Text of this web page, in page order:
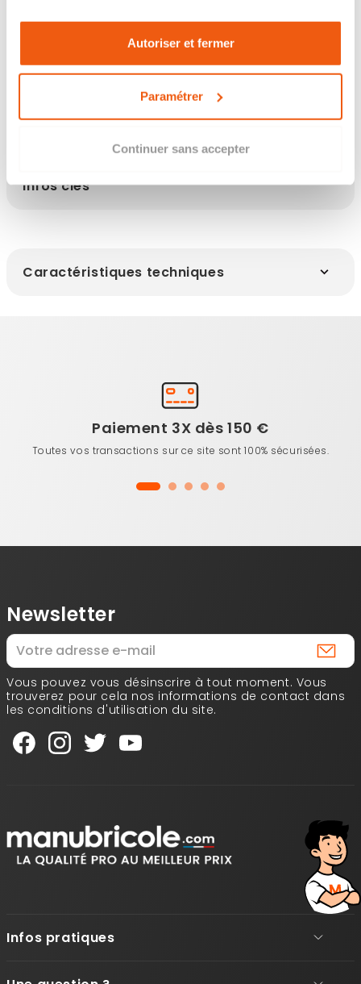
Autoriser et fermer
Paramétrer
Continuer sans accepter
Les points clés
Description
Infos clés
Caractéristiques techniques
Paiement 3X dès 150 €
Toutes vos transactions sur ce site sont 100% sécurisées.
Newsletter
Vous pouvez vous désinscrire à tout moment. Vous
trouverez pour cela nos informations de contact dans
les conditions d'utilisation du site.
Infos pratiques